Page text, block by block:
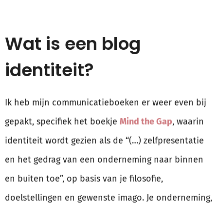
Wat is een blog
identiteit?
Ik heb mijn communicatieboeken er weer even bij
gepakt, specifiek het boekje Mind the Gap, waarin
identiteit wordt gezien als de “(…) zelfpresentatie
en het gedrag van een onderneming naar binnen
en buiten toe”, op basis van je filosofie,
doelstellingen en gewenste imago. Je onderneming,